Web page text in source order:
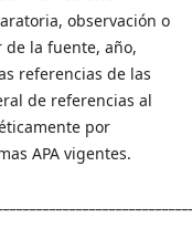
observación o
la fuente, año,
referencias de las
de referencias al
por
APA vigentes.